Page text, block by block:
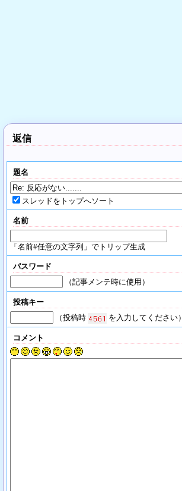
返信
題名
スレッドをトップへソート
名前
「名前#任意の文字列」でトリップ生成
パスワード
（記事メンテ時に使用）
投稿キー
（投稿時
を入力してください）
コメント